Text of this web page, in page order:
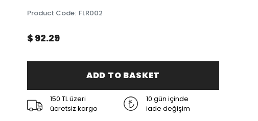
Product Code: FLR002
$ 92.29
ADD TO BASKET
150 TL üzeri
ücretsiz kargo
10 gün içinde
iade değişim